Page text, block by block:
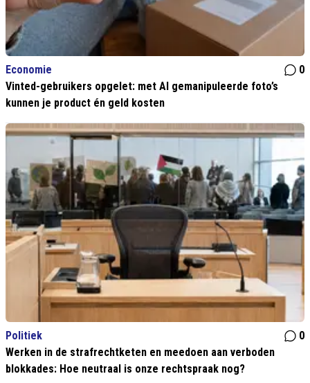
Economie
0
Vinted-gebruikers opgelet: met AI gemanipuleerde foto’s
kunnen je product én geld kosten
Politiek
0
Werken in de strafrechtketen en meedoen aan verboden
blokkades: Hoe neutraal is onze rechtspraak nog?